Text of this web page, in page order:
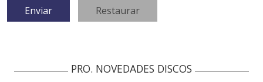
PRO. NOVEDADES DISCOS